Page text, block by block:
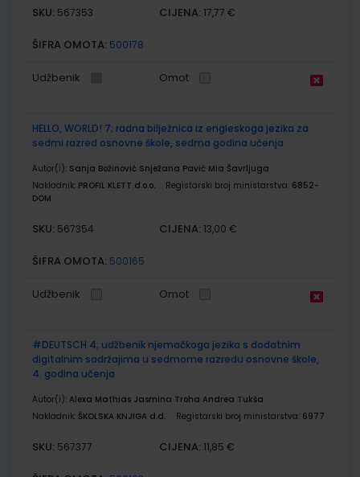
SKU: 567353 CIJENA: 17,77 €
ŠIFRA OMOTA: 500178
Udžbenik Omot
HELLO, WORLD! 7; radna bilježnica iz engleskoga jezika za
sedmi razred osnovne škole, sedma godina učenja
Autor(i): Sanja Božinović Snježana Pavić Mia Šavrljuga
Nakladnik: PROFIL KLETT d.o.o. Registarski broj ministarstva: 6852-
DOM
SKU: 567354 CIJENA: 13,00 €
ŠIFRA OMOTA: 500165
Udžbenik Omot
#DEUTSCH 4; udžbenik njemačkoga jezika s dodatnim
digitalnim sadržajima u sedmome razredu osnovne škole,
4. godina učenja
Autor(i): Alexa Mathias Jasmina Troha Andrea Tukša
Nakladnik: ŠKOLSKA KNJIGA d.d. Registarski broj ministarstva: 6977
SKU: 567377 CIJENA: 11,85 €